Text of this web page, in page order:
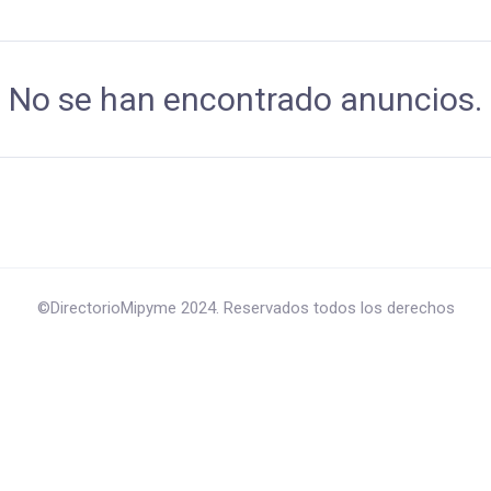
No se han encontrado anuncios.
©DirectorioMipyme 2024. Reservados todos los derechos